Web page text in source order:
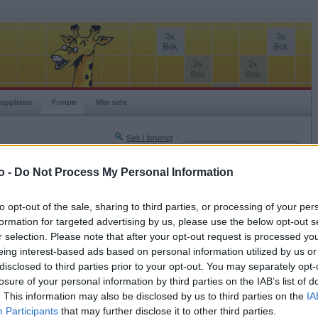
- Do Not Process My Personal Information
opt-out of the sale, sharing to third parties, or processing of your
for targeted advertising by us, please use the below opt-out
selection. Please note that after your opt-out request is processed
interest-based ads based on personal information utilized by us
to third parties prior to your opt-out. You may separately
of your personal information by third parties on the IAB’s list of
This information may also be disclosed by us to third parties on the
Participants that may further disclose it to other third parties.
Forum Min side
Søk i forumet
2020-09-24 13:57
at jeg syns det er skummelt.
Brukernavn
Logg inn
Glemt ditt passord?
Få ny aktiveringslenke